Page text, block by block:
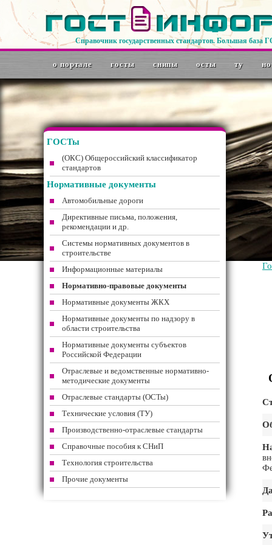
Справочник государственных стандартов. Большая база
о портале госты снипы осты ту
ГОСТы
(ОКС) Общероссийский классификатор
стандартов
Нормативные документы
Автомобильные дороги
Директивные письма, положения,
рекомендации и др.
Системы нормативных документов в
строительстве
Информационные материалы
Нормативно-правовые документы
Нормативные документы ЖКХ
Нормативные документы по надзору в
области строительства
Нормативные документы субъектов
Российской Федерации
Отраслевые и ведомственные нормативно-
методические документы
Отраслевые стандарты (ОСТы)
Технические условия (ТУ)
Производственно-отраслевые стандарты
Справочные пособия к СНиП
Технология строительства
Прочие документы